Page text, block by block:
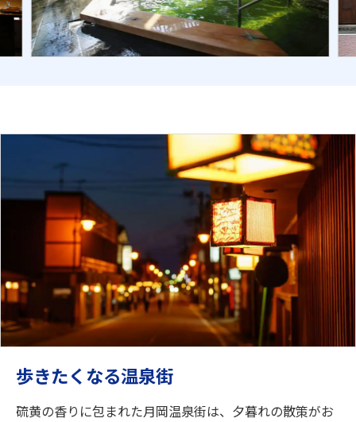
歩きたくなる温泉街
硫黄の香りに包まれた月岡温泉街は、夕暮れの散策がお